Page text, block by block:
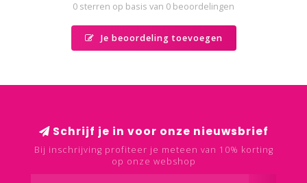
0 sterren op basis van 0 beoordelingen
Je beoordeling toevoegen
Schrijf je in voor onze nieuwsbrief
Bij inschrijving profiteer je meteen van 10% korting
op onze webshop